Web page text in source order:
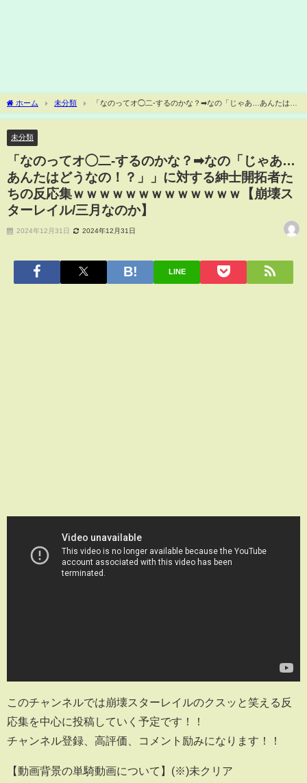
ホーム 未分類
「なのってオ◯二-するのかな？➡なの「じゃあ…あんたはど
うなの！？」」に対する紳士開拓者たちの反応集ｗｗｗｗｗｗｗｗｗｗｗｗｗ【崩壊
未分類
「なのってオ◯二-するのかな？➡なの「じゃあ…
あんたはどうなの！？」」に対する紳士開拓者た
ちの反応集ｗｗｗｗｗｗｗｗｗｗｗｗｗ【崩壊ス
ターレイル/三月なのか】
2024年12月31日 2024年12月31日
LINE
このチャンネルでは崩壊スターレイルのクスッと笑える反
応集を中心に投稿していく予定です！！
チャンネル登録、高評価、コメント励みになります！！
【動画背景の単騎動画について】(※)未クリア